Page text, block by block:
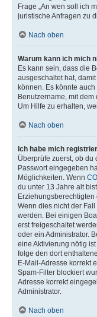
Frage „An wen soll ich
juristische Anfragen zu
Nach oben
Warum kann ich mich
Es kann sein, dass die
ausgeschaltet hat,
können. Es könnte
Benutzername, mit
Um Hilfe zu erhalten,
Nach oben
Ich habe mich
Überprüfe zuerst, ob
Passwort eingegeben
Möglichkeiten. Wenn
du unter 13 Jahre alt
Wenn dies nicht der
werden. Bei einigen
erst freigeschaltet
oder ein Administrator.
eine Aktivierung nötig
folge den dort
E-Mail-Adresse korrekt
Spam-Filter blockiert
Adresse korrekt
Administrator.
Nach oben